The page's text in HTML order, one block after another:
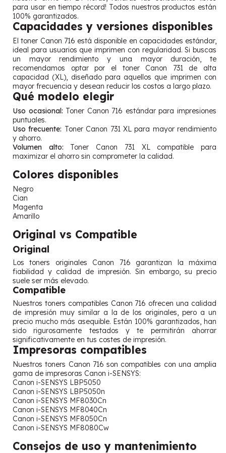
para usar en tiempo récord! Todos nuestros productos están
100% garantizados.
Capacidades y versiones disponibles
El toner Canon 716 está disponible en capacidades estándar,
ideal para usuarios que imprimen con regularidad. Si buscas
un mayor rendimiento y una mayor duración, te
recomendamos optar por el toner Canon 731 de alta
capacidad (XL), diseñado para aquellos que imprimen con
mayor frecuencia y desean reducir los costos a largo plazo.
Qué modelo elegir
Uso ocasional: Toner Canon 716 estándar para impresiones
puntuales.
Uso frecuente: Toner Canon 731 XL para mayor rendimiento
y ahorro.
Volumen alto: Toner Canon 731 XL compatible para
maximizar el ahorro sin comprometer la calidad.
Colores disponibles
Negro
Cian
Magenta
Amarillo
Original vs Compatible
Original
Los toners originales Canon 716 garantizan la máxima
fiabilidad y calidad de impresión. Sin embargo, su precio
suele ser más elevado.
Compatible
Nuestros toners compatibles Canon 716 ofrecen una calidad
de impresión muy similar a la de los originales, pero a un
precio mucho más asequible. Están 100% garantizados, han
sido rigurosamente testados y te permitirán ahorrar
significativamente en tus costes de impresión.
Impresoras compatibles
Nuestros toners Canon 716 son compatibles con una amplia
gama de impresoras Canon i-SENSYS:
Canon i-SENSYS LBP5050
Canon i-SENSYS LBP5050n
Canon i-SENSYS MF8030Cn
Canon i-SENSYS MF8040Cn
Canon i-SENSYS MF8050Cn
Canon i-SENSYS MF8080Cw
Consejos de uso y mantenimiento